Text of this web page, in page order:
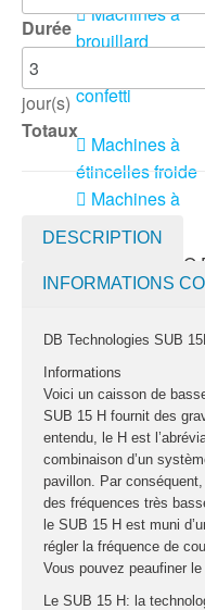
Machines à
brouillard
confetti
Machines à
étincelles froide
Machines à
fumée-geyser
VENTE SONO
ÉCLAIRAGE
Éclairage
Projecteurs LED
Accessoires
éclairage
Contrôle DMX
Lyres
Machines à
Liquides
Jeux et effets
Durée
jour(s)
Totaux
DESCRIPTION
INFORMATIONS
DB Technologies SUB
Informations
Voici un caisson de
SUB 15 H fournit des
entendu, le H est
combinaison d’un
pavillon. Par
des fréquences très
le SUB 15 H est muni
régler la fréquence de
Vous pouvez peaufiner le
Le SUB 15 H: la